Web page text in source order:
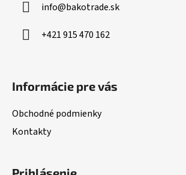
info@bakotrade.sk
+421 915 470 162
Informácie pre vás
Obchodné podmienky
Kontakty